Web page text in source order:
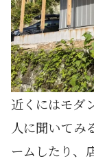
近くにはモダ
人に聞いてみ
ームしたり、